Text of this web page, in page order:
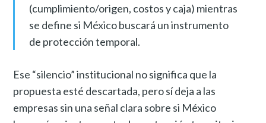
(cumplimiento/origen, costos y caja) mientras
se define si México buscará un instrumento
de protección temporal.
Ese “silencio” institucional no significa que la
propuesta esté descartada, pero sí deja a las
empresas sin una señal clara sobre si México